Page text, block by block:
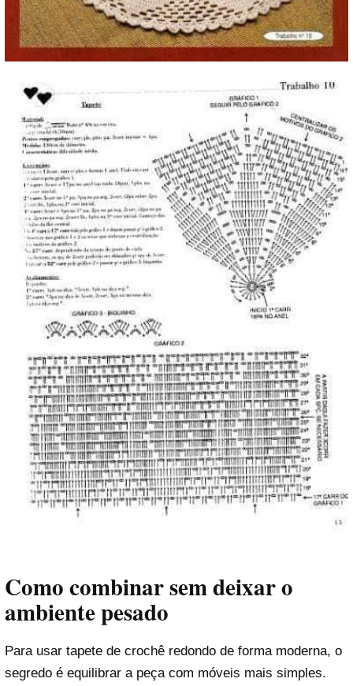
Como combinar sem deixar o
ambiente pesado
Para usar tapete de crochê redondo de forma moderna, o
segredo é equilibrar a peça com móveis mais simples.